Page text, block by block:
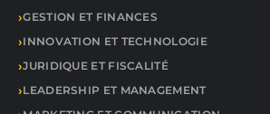
GESTION ET FINANCES
INNOVATION ET TECHNOLOGIE
JURIDIQUE ET FISCALITÉ
LEADERSHIP ET MANAGEMENT